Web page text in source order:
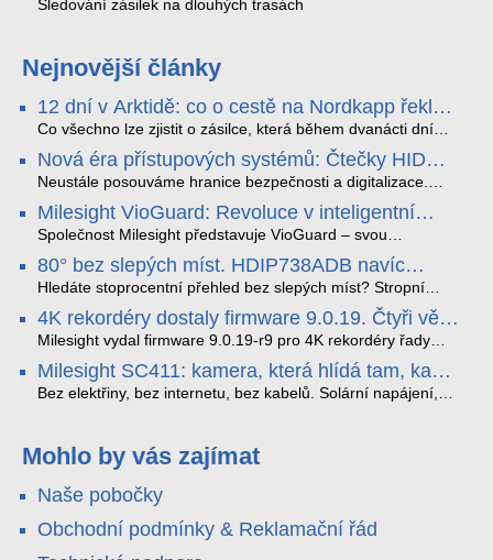
Sledování zásilek na dlouhých trasách
Nejnovější články
12 dní v Arktidě: co o cestě na Nordkapp řekla
data ze SMARTBOX 2 MAX
Co všechno lze zjistit o zásilce, která během dvanácti dní
projede Arktidou? SMARTBOX 2 MAX jsme vzali na trasu z
Tromsø přes Lofoty, Kirunu a finské Laponsko až na
Nordkapp. Bez jediného dobití, v mrazu až −13 °C a mimo
otřesy i náklon. Výsledkem není jen čára na mapě, ale
podrobný datový příběh celé cesty.
Nová éra přístupových systémů: Čtečky HID
Signo
Neustále posouváme hranice bezpečnosti a digitalizace.
v oblasti kontroly přístupu – moderní a vysoce univerzální
čtečky HID Signo.
Milesight VioGuard: Revoluce v inteligentní
detekci dopravních přestupků
Společnost Milesight představuje VioGuard – svou
dopravních přestupků. Tento systém, poháněný
sofistikovanými algoritmy umělé inteligence (AI), je navržen
tak, aby poskytoval komplexní nástroje pro vymáhání
dopravních předpisů, zvyšoval bezpečnost na silnicích a
optimalizoval plynulost dopravy v moderních městech.
80° bez slepých míst. HDIP738ADB navíc
streamuje na YouTube – bez PC.
Hledáte stoprocentní přehled bez slepých míst? Stropní
panoramatická kamera HDIP738ADB skládá obraz ze dvou
4MP senzorů SONY do jednoho čistého 180° záběru bez
zkreslení. K tomu přidává AI detekci osob a vozidel,
YouTube – bez běžícího počítače.
4K rekordéry dostaly firmware 9.0.19. Čtyři věci,
které musíte vědět.
Milesight vydal firmware 9.0.19-r9 pro 4K rekordéry řady
které vám zjednoduší práci – a jedna z nich vám ušetří
spoustu zbytečných výjezdů k zákazníkům.
Milesight SC411: kamera, která hlídá tam, kam
kabel nedosáhne
Bez elektřiny, bez internetu, bez kabelů. Solární napájení,
váš telefon. Podívejte se na video.
Mohlo by vás zajímat
Naše pobočky
Obchodní podmínky & Reklamační řád